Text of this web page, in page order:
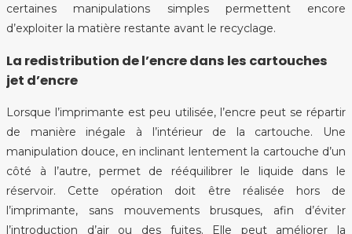
certaines manipulations simples permettent encore
d’exploiter la matière restante avant le recyclage.
La redistribution de l’encre dans les cartouches
jet d’encre
Lorsque l’imprimante est peu utilisée, l’encre peut se répartir
de manière inégale à l’intérieur de la cartouche. Une
manipulation douce, en inclinant lentement la cartouche d’un
côté à l’autre, permet de rééquilibrer le liquide dans le
réservoir. Cette opération doit être réalisée hors de
l’imprimante, sans mouvements brusques, afin d’éviter
l’introduction d’air ou des fuites. Elle peut améliorer la